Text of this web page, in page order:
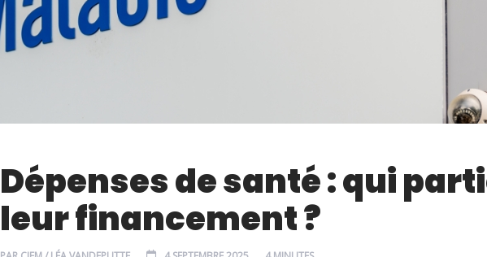
Dépenses de santé : qui
leur financement ?